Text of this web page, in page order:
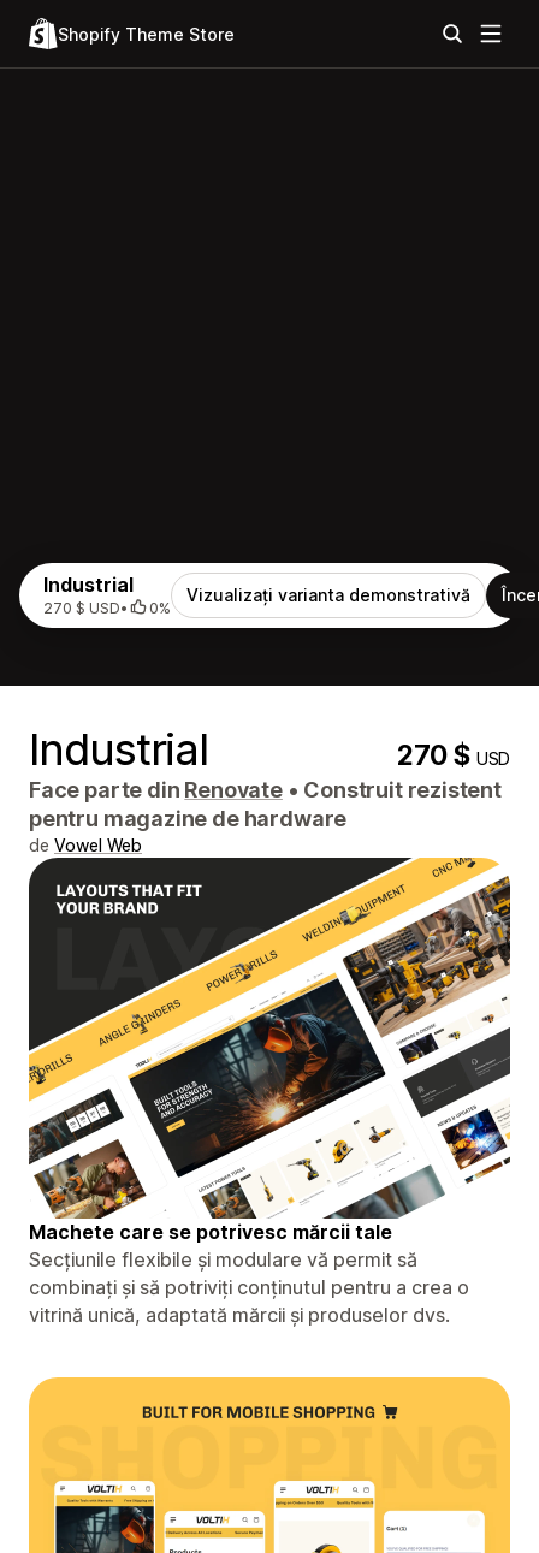
Shopify Theme Store
Industrial
270 $ USD• 0%
Vizualizați varianta demonstrativă
Industrial 270 $USD
Face parte din Renovate • Construit rezistent
pentru magazine de hardware
de Vowel Web
Machete care se potrivesc mărcii tale
Secțiunile flexibile și modulare vă permit să
combinați și să potriviți conținutul pentru a crea o
vitrină unică, adaptată mărcii și produselor dvs.